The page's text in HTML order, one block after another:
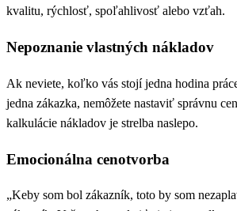
kvalitu, rýchlosť, spoľahlivosť alebo vzťah.
Nepoznanie vlastných nákladov
Ak neviete, koľko vás stojí jedna hodina
jedna zákazka, nemôžete nastaviť správnu
kalkulácie nákladov je strelba naslepo.
Emocionálna cenotvorba
„Keby som bol zákazník, toto by som